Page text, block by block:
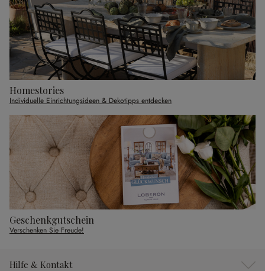
Homestories
Individuelle Einrichtungsideen & Dekotipps entdecken
Geschenkgutschein
Verschenken Sie Freude!
Hilfe & Kontakt